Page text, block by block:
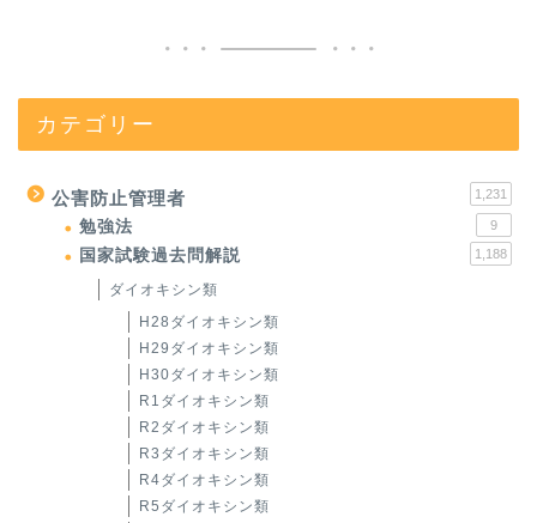
カテゴリー
公害防止管理者 1,231
勉強法 9
国家試験過去問解説 1,188
ダイオキシン類
H28ダイオキシン類
H29ダイオキシン類
H30ダイオキシン類
R1ダイオキシン類
R2ダイオキシン類
R3ダイオキシン類
R4ダイオキシン類
R5ダイオキシン類